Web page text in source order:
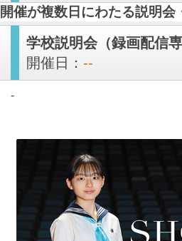
開催が複数日にわたる説明会
学校説明会（録画配信専
開催日： --
-